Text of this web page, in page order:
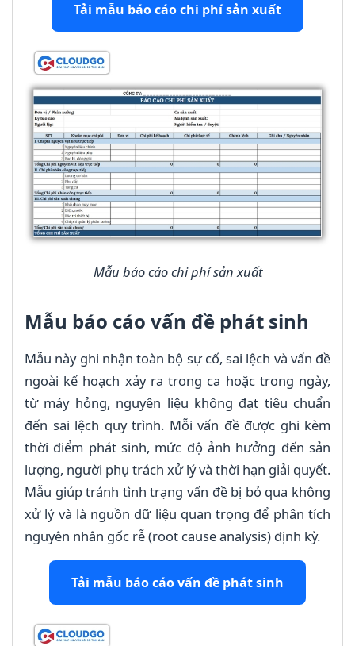
Tải mẫu báo cáo chi phí sản xuất
Mẫu báo cáo chi phí sản xuất
Mẫu báo cáo vấn đề phát sinh
Mẫu này ghi nhận toàn bộ sự cố, sai lệch và vấn đề
ngoài kế hoạch xảy ra trong ca hoặc trong ngày,
từ máy hỏng, nguyên liệu không đạt tiêu chuẩn
đến sai lệch quy trình. Mỗi vấn đề được ghi kèm
thời điểm phát sinh, mức độ ảnh hưởng đến sản
lượng, người phụ trách xử lý và thời hạn giải quyết.
Mẫu giúp tránh tình trạng vấn đề bị bỏ qua không
xử lý và là nguồn dữ liệu quan trọng để phân tích
nguyên nhân gốc rễ (root cause analysis) định kỳ.
Tải mẫu báo cáo vấn đề phát sinh